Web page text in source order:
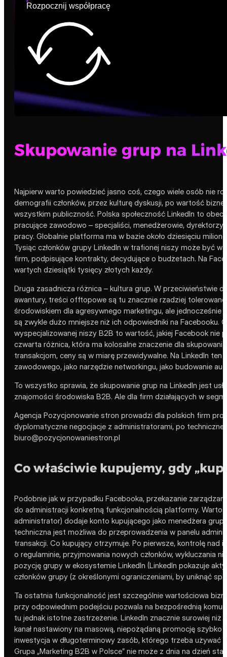
Skupowanie grup na
Najpierw warto powiedzieć jasno coś, czego wiele osób nie
demografii członków, przez kulturę dyskusji, po wartość
wszystkim publiczność. Polska społeczność LinkedIn to
pracujące zawodowo – specjaliści, menedżerowie,
pracy. Globalnie platforma ma w bazie około dziesięciu
Tysiąc członków grupy LinkedIn w trafionej niszy może być
firm, podpisujące kontrakty, decydujące o budżetach. Na
wartych dziesiątki tysięcy złotych każdy.
Druga zasadnicza różnica – kultura grup. W przeciwieństwie
awantury, treści offtopowe są tu znacznie rzadziej
środowiskiem dla agresywnego marketingu, ale
są zwykle dużo mniejsze niż ich odpowiedniki na Facebooku.
wyspecjalizowanej niszy B2B to wartość, jakiej Facebook
czwarta różnica, która ma kolosalne znaczenie dla
transakcjom, ceny są w miarę przewidywalne. Na LinkedIn
zawodowego, jako narzędzie networkingu, jako budowanie
To wszystko sprawia, że skupowanie grup na LinkedIn jest
znajomości środowiska B2B. Ale dla firm działających w
Agencja Pozycjonowanie stron prowadzi dla polskich firm
dyplomatyczne negocjacje z administratorami, po
biuro@pozycjonowaniestron.pl
Co właściwie kupujemy, gdy
Podobnie jak w przypadku Facebooka, przekazanie
do administracji konkretną funkcjonalnością platformy.
administrator) dodaje konto kupującego jako menedżera
techniczna jest możliwa do przeprowadzenia w panelu
transakcji. Co kupujący otrzymuje. Po pierwsze, kontrolę
o regulaminie, przyjmowania nowych członków, wykluczania
pozycję grupy w ekosystemie LinkedIn (LinkedIn pokazuje
członków grupy (z określonymi ograniczeniami, by uniknąć
Ta ostatnia funkcjonalność jest szczególnie wartościowa
przy odpowiednim podejściu pozwala na bezpośrednią
tu jednak istotne zastrzeżenie. LinkedIn znacznie surowiej
kanał nastawiony na masową, niepożądaną promocję
inwestycja w długoterminowy zasób, którego trzeba używać
Grupa „Marketing B2B w Polsce” nie może z dnia na dzień
Rozpocznij współpracę